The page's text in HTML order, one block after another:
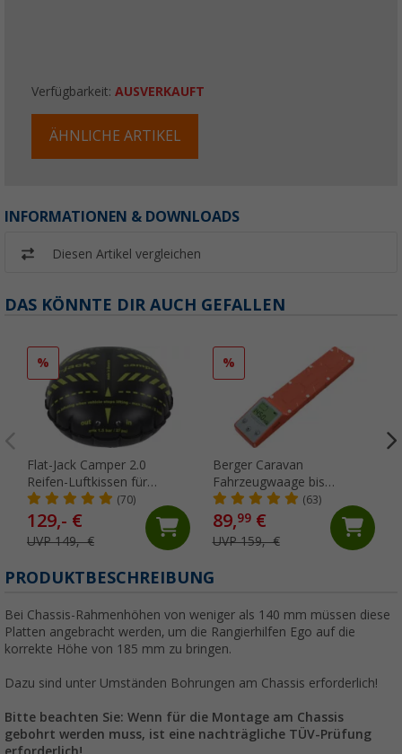
Verfügbarkeit: AUSVERKAUFT
ÄHNLICHE ARTIKEL
INFORMATIONEN & DOWNLOADS
Diesen Artikel vergleichen
DAS KÖNNTE DIR AUCH GEFALLEN
%
Flat-Jack Camper 2.0
Reifen-Luftkissen für
Fahrzeuge bis 6 Tonnen &
bis 305 mm Reifenbreite
(70)
129,- €
UVP 149,- €
%
Berger Caravan
Fahrzeugwaage bis
Gesamtgewicht 6.000 kg für
Wohnwagen & Wohnmobil
(63)
89,99€
UVP 159,- €
PRODUKTBESCHREIBUNG
Bei Chassis-Rahmenhöhen von weniger als 140 mm müssen diese
Platten angebracht werden, um die Rangierhilfen Ego auf die
korrekte Höhe von 185 mm zu bringen.
Dazu sind unter Umständen Bohrungen am Chassis erforderlich!
Bitte beachten Sie: Wenn für die Montage am Chassis
gebohrt werden muss, ist eine nachträgliche TÜV-Prüfung